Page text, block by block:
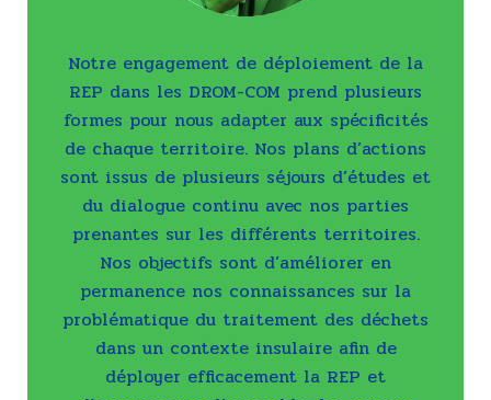
Notre engagement de déploiement de la
REP dans les DROM-COM prend plusieurs
formes pour nous adapter aux spécificités
de chaque territoire. Nos plans d’actions
sont issus de plusieurs séjours d’études et
du dialogue continu avec nos parties
prenantes sur les différents territoires.
Nos objectifs sont d’améliorer en
permanence nos connaissances sur la
problématique du traitement des déchets
dans un contexte insulaire afin de
déployer efficacement la REP et